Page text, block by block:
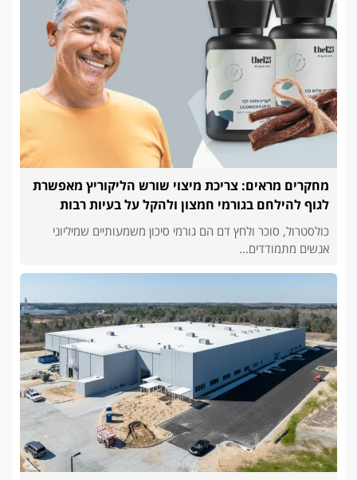
מחקרים מראים: צריכת מיצוי שורש הליקוריץ מאפשרת
לגוף להילחם בגורמי חמצון ולהקל על בעיות רבות
כולסטרול, סוכר ולחץ דם הם גורמי סיכון משמעותיים שמיליוני
אנשים מתמודדים...